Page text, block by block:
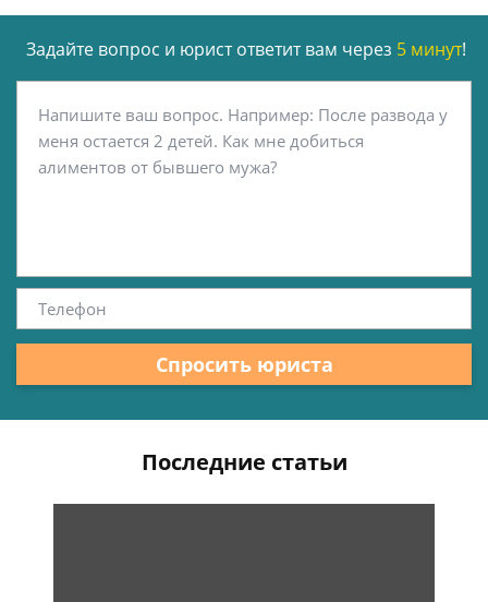
Задайте вопрос и юрист ответит вам через 5 минут!
Спросить юриста
Последние статьи